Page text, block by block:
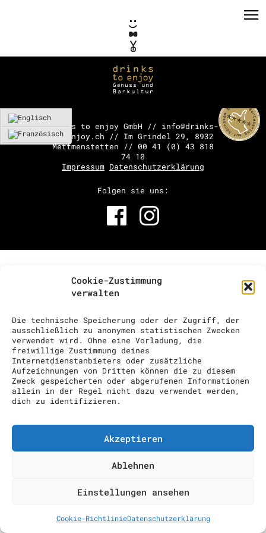
Cookie-Zustimmung
verwalten
Die technische Speicherung oder der Zugriff, der
ausschließlich zu anonymen statistischen Zwecken
verwendet wird. Ohne eine Vorladung, die
freiwillige Zustimmung deines
Internetdienstanbieters oder zusätzliche
Aufzeichnungen von Dritten können die zu diesem
Zweck gespeicherten oder abgerufenen Informationen
allein in der Regel nicht dazu verwendet werden,
dich zu identifizieren.
Akzeptieren
Ablehnen
Einstellungen ansehen
Cookie-RichtlinieDatenschutzerklärung
PRIVATE EVENTS
CORPORATE EVENTS
COCKTAIL SHOW
drinks to enjoy GmbH // info@drinks-
to-enjoy.ch // Im Grindel 29, 8932
Mettmenstetten // 00 41 (0) 43 818
74 10
Impressum Datenschutzerklärung
Folgen sie uns: